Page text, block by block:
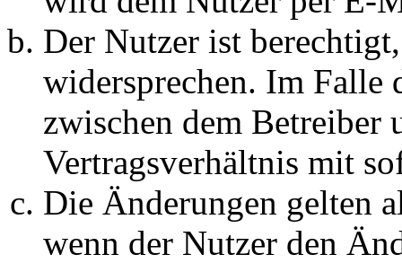
Der Nutzer ist
widersprechen. Im Falle
zwischen dem Betreiber
Vertragsverhältnis mit
Die Änderungen gelten
wenn der Nutzer den